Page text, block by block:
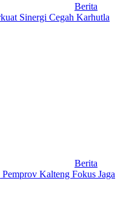
Berita
Sinergi Cegah Karhutla
Berita
Kalteng Fokus Jaga